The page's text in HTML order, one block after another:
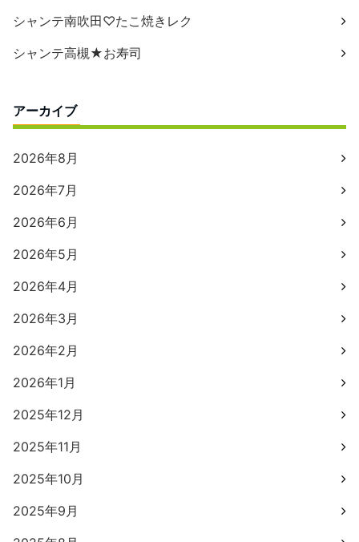
シャンテ南吹田♡たこ焼きレク
シャンテ高槻★お寿司
アーカイブ
2026年8月
2026年7月
2026年6月
2026年5月
2026年4月
2026年3月
2026年2月
2026年1月
2025年12月
2025年11月
2025年10月
2025年9月